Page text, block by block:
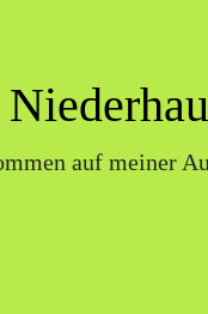
auf meiner